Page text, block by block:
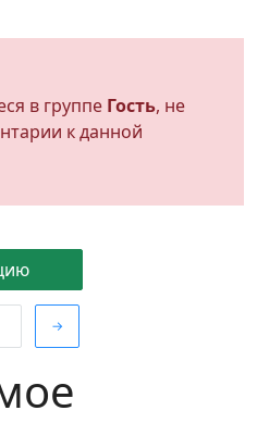
→
в группе Гость, не
к данной